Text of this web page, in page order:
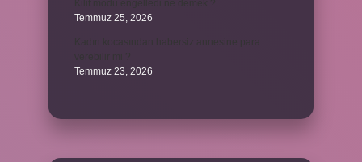
Temmuz 25, 2026
Temmuz 23, 2026